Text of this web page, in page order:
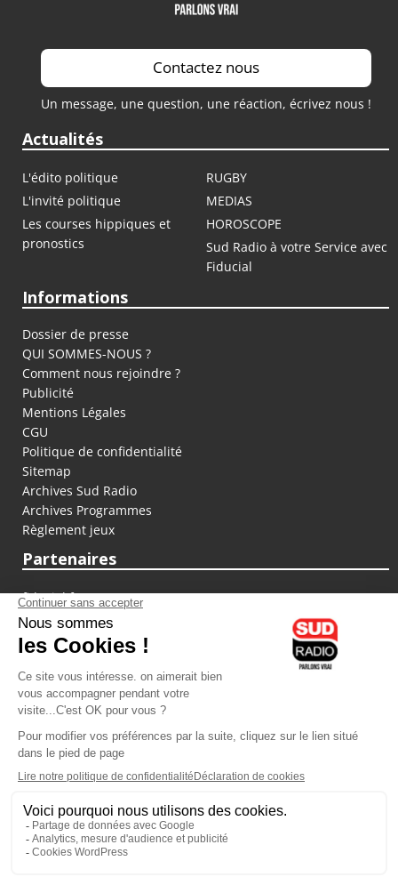
Contactez nous
Un message, une question, une réaction, écrivez nous !
Actualités
L'édito politique
RUGBY
L'invité politique
MEDIAS
Les courses hippiques et
pronostics
HOROSCOPE
Sud Radio à votre Service avec
Fiducial
Informations
Dossier de presse
QUI SOMMES-NOUS ?
Comment nous rejoindre ?
Publicité
Mentions Légales
CGU
Politique de confidentialité
Sitemap
Archives Sud Radio
Archives Programmes
Règlement jeux
Partenaires
fiducial.fr
lyoncapitale.fr
olympique-et-lyonnais.com
L'application Iphone / Android
Téléchargez l'application
Les cookies
Gestion des cookies
Crédit photos : ©Sud Radio / Pierre Olivier